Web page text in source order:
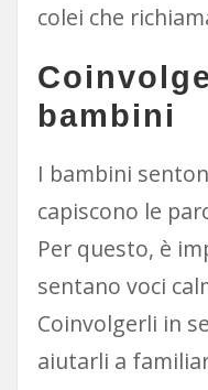
colei che
bambini
I bambini
capiscono le
Per questo, è
sentano voci
Coinvolgerli in
aiutarli a